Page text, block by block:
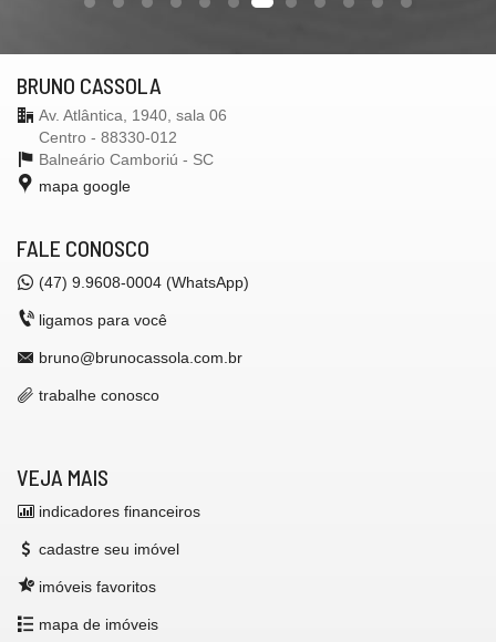
BRUNO CASSOLA
Av. Atlântica, 1940, sala 06
Centro - 88330-012
Balneário Camboriú - SC
mapa google
FALE CONOSCO
(47) 9.9608-0004 (WhatsApp)
ligamos para você
bruno@brunocassola.com.br
trabalhe conosco
VEJA MAIS
indicadores financeiros
cadastre seu imóvel
imóveis favoritos
mapa de imóveis